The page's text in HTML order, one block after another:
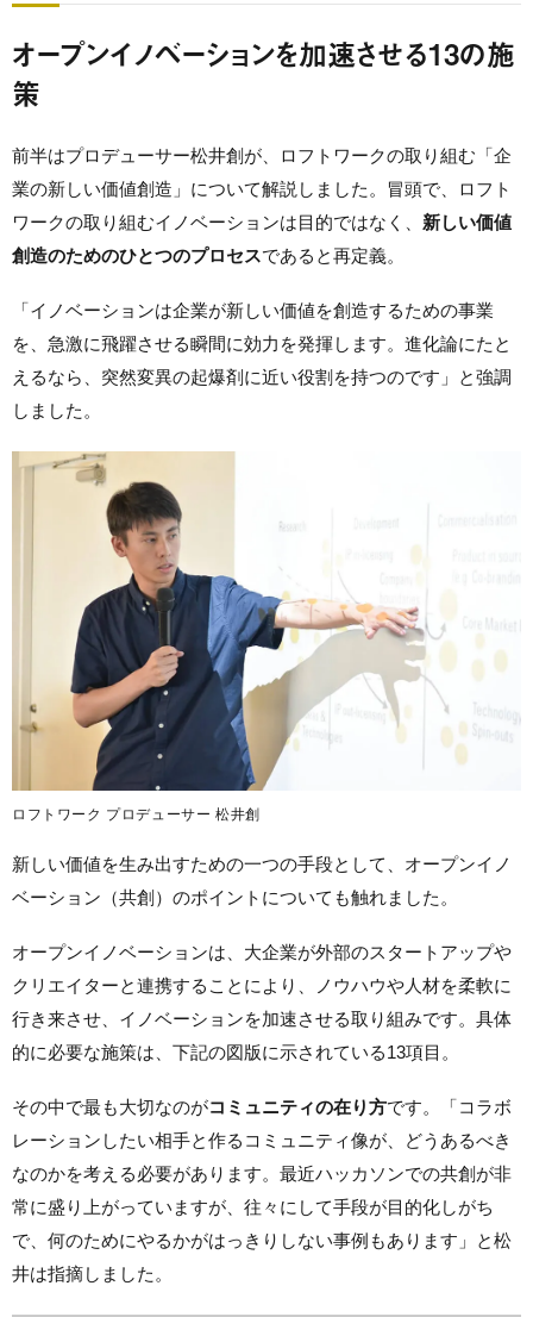
オープンイノベーションを加速させる13の施
策
前半はプロデューサー松井創が、ロフトワークの取り組む「企
業の新しい価値創造」について解説しました。冒頭で、ロフト
ワークの取り組むイノベーションは目的ではなく、 新しい価値
創造のためのひとつのプロセスであると再定義。
「イノベーションは企業が新しい価値を創造するための事業
を、急激に飛躍させる瞬間に効力を発揮します。進化論にたと
えるなら、突然変異の起爆剤に近い役割を持つのです」と強調
しました。
ロフトワーク プロデューサー 松井創
新しい価値を生み出すための一つの手段として、オープンイノ
ベーション（共創）のポイントについても触れました。
オープンイノベーションは、大企業が外部のスタートアップや
クリエイターと連携することにより、ノウハウや人材を柔軟に
行き来させ、イノベーションを加速させる取り組みです。具体
的に必要な施策は、下記の図版に示されている13項目。
その中で最も大切なのがコミュニティの在り方です。「コラボ
レーションしたい相手と作るコミュニティ像が、どうあるべき
なのかを考える必要があります。最近ハッカソンでの共創が非
常に盛り上がっていますが、往々にして手段が目的化しがち
で、何のためにやるかがはっきりしない事例もあります」と松
井は指摘しました。